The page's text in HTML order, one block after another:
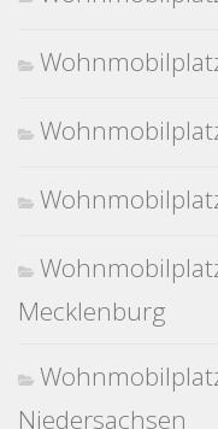
Mecklenburg
Niedersachsen